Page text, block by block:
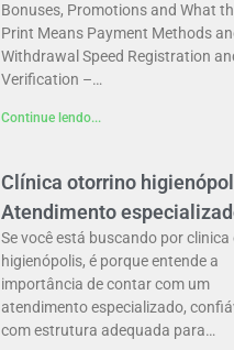
Bonuses, Promotions and What
Print Means Payment Methods
Withdrawal Speed Registration
Verification –…
Continue lendo...
Clínica otorrino
Atendimento
Se você está buscando por
higienópolis, é porque entende a
importância de contar com um
atendimento especializado,
com estrutura adequada para…